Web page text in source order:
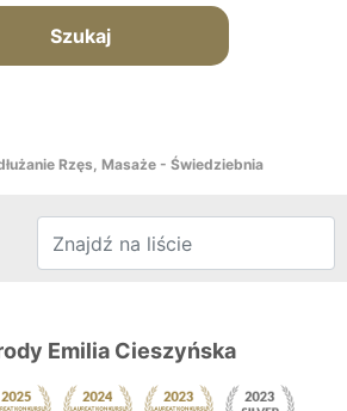
Szukaj
Rzęs, Masaże - Świedziebnia
Emilia Cieszyńska